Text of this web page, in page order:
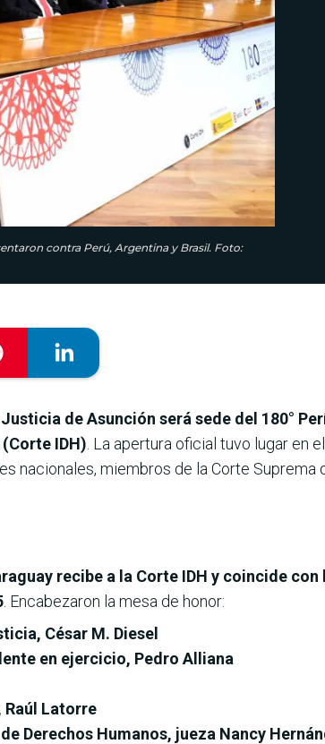
contra Perú, Argentina y Brasil. Foto:
de Asunción será sede del 180°
IDH) . La apertura oficial tuvo lugar en
nacionales, miembros de la Corte Suprema
recibe a la Corte IDH y coincide
. Encabezaron la mesa de honor:
César M. Diesel
en ejercicio, Pedro Alliana
Raúl Latorre
Derechos Humanos, jueza Nancy